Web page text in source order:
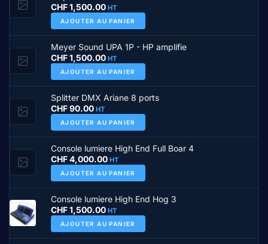
CHF1,500.00 HT
AJOUTER AU PANIER
Meyer Sound UPA 1P - HP amplifie
CHF1,500.00 HT
AJOUTER AU PANIER
Splitter DMX Ariane 8 ports
CHF90.00 HT
AJOUTER AU PANIER
Console lumiere High End Full Boar 4
CHF4,000.00 HT
AJOUTER AU PANIER
Console lumiere High End Hog 3
CHF1,500.00 HT
AJOUTER AU PANIER